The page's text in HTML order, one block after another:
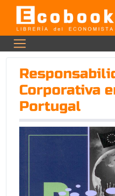
Corporativa
Portugal